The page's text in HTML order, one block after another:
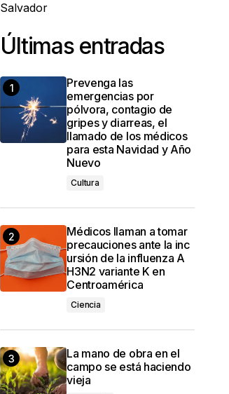
Salvador
Últimas entradas
Prevenga las
emergencias por
pólvora, contagio de
gripes y diarreas, el
llamado de los médicos
para esta Navidad y Año
Nuevo
Cultura
Médicos llaman a tomar
precauciones ante la inc
ursión de la influenza A
H3N2 variante K en
Centroamérica
Ciencia
La mano de obra en el
campo se está haciendo
vieja